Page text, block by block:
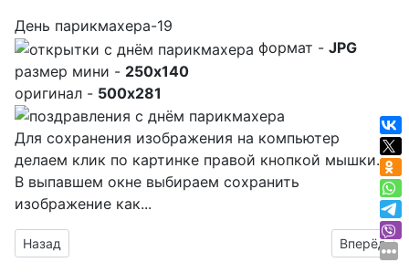
День парикмахера-19
формат - JPG
размер мини - 250x140
оригинал - 500x281
Для сохранения изображения на компьютер
делаем клик по картинке правой кнопкой мышки.
В выпавшем окне выбираем сохранить
изображение как...
Предыдущий материал: День парикмахера –20
Назад Вперёд